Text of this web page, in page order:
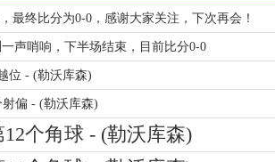
最终比分为0-0，感谢大家关注，下次再会！
声哨响，下半场结束，目前比分0-0
位 - (勒沃库森)
射偏 - (勒沃库森)
12个角球 - (勒沃库森)